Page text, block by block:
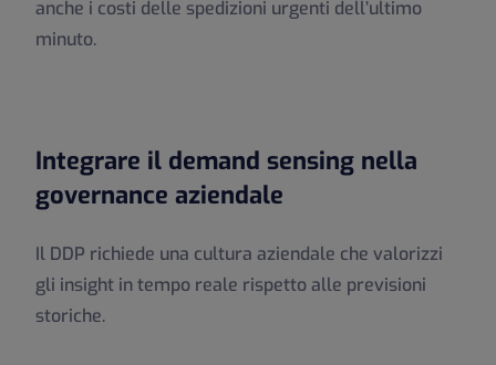
anche i costi delle spedizioni urgenti dell’ultimo
minuto.
Integrare il demand sensing nella
governance aziendale
Il DDP richiede una cultura aziendale che valorizzi
gli insight in tempo reale rispetto alle previsioni
storiche.